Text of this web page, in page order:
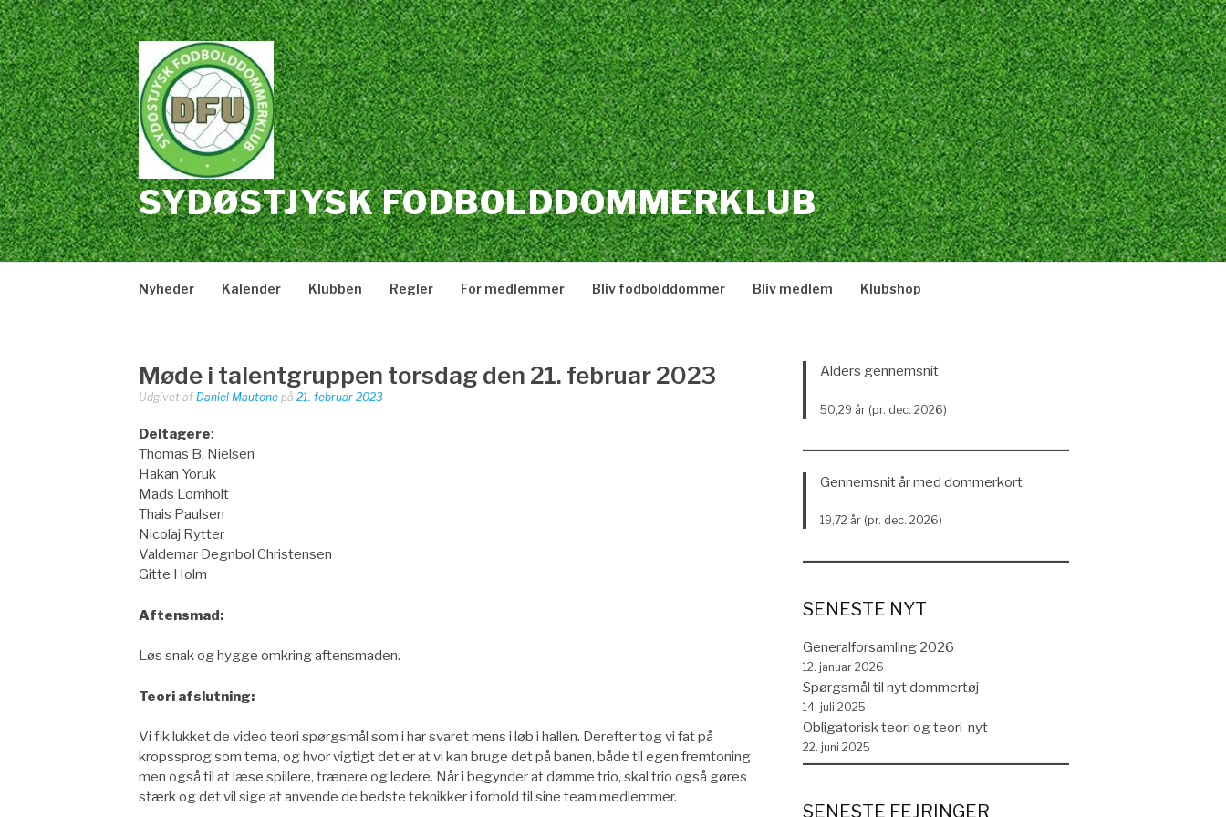
Spring
til
indhold
SYDØSTJYSK FODBOLDDOMMERKLUB
Nyheder Kalender Klubben Regler For medlemmer Bliv fodbolddommer Bliv medlem Klubshop
Møde i talentgruppen torsdag den 21. februar 2023
Udgivet af Daniel Mautone på 21. februar 2023
Deltagere:
Thomas B. Nielsen
Hakan Yoruk
Mads Lomholt
Thais Paulsen
Nicolaj Rytter
Valdemar Degnbol Christensen
Gitte Holm
Aftensmad:
Løs snak og hygge omkring aftensmaden.
Teori afslutning:
Vi fik lukket de video teori spørgsmål som i har svaret mens i løb i hallen. Derefter tog vi fat på
kropssprog som tema, og hvor vigtigt det er at vi kan bruge det på banen, både til egen fremtoning
men også til at læse spillere, trænere og ledere. Når i begynder at dømme trio, skal trio også gøres
stærk og det vil sige at anvende de bedste teknikker i forhold til sine team medlemmer.
Alders gennemsnit
50,29 år (pr. dec. 2026)
Gennemsnit år med dommerkort
19,72 år (pr. dec. 2026)
SENESTE NYT
Generalforsamling 2026
12. januar 2026
Spørgsmål til nyt dommertøj
14. juli 2025
Obligatorisk teori og teori-nyt
22. juni 2025
SENESTE FEJRINGER